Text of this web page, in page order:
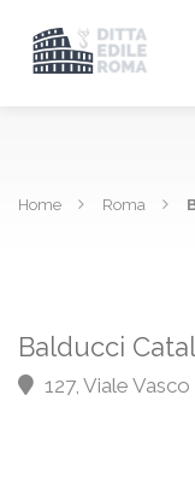
Home Roma
Balducci
127, Viale